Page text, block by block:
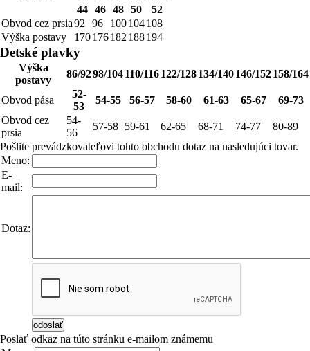
44 46 48 50
52
Obvod cez prsia92 96 100104108
Výška postavy
170176182 188194
Detské plavky
Výška
postavy
86/9298/104110/116122/128134/140146/152158/164
Obvod pása
52-
53
54-55 56-57 58-60 61-63 65-67
69-73
Obvod cez
prsia
54-
56
57-58 59-61 62-65 68-71 74-77
80-89
Pošlite prevádzkovateľovi tohto obchodu dotaz na nasledujúci tovar.
Meno:
E-
mail:
Dotaz:
Poslať odkaz na túto stránku e-mailom známemu